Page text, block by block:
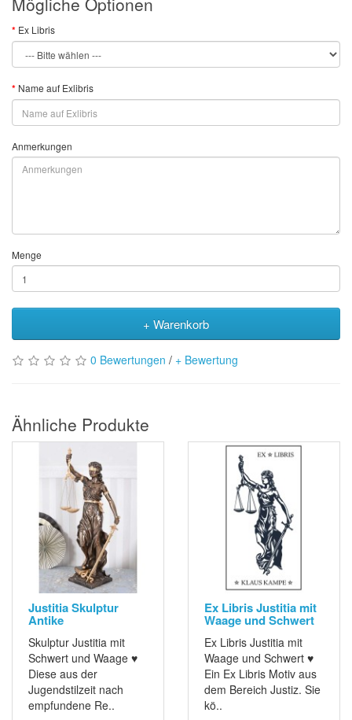
Ex Libris
Name auf Exlibris
Anmerkungen
Menge
+ Warenkorb
0 Bewertungen / + Bewertung
Ähnliche Produkte
Justitia Skulptur
Antike
Skulptur Justitia mit
Schwert und Waage ♥
Diese aus der
Jugendstilzeit nach
empfundene Re..
Ex Libris Justitia mit
Waage und Schwert
Ex Libris Justitia mit
Waage und Schwert ♥
Ein Ex Libris Motiv aus
dem Bereich Justiz. Sie
kö..